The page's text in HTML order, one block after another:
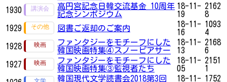
1930
高円宮記念日韓交流基金 10周年
記念シンポジウム
18-11-
19
2162
8
1929
図書ご返却のご案内
18-11-
16
1093
4
1928
ファンタジーをモチーフにした
韓国映画特集④スノーピアサー
18-11-
13
2168
6
1927
ファンタジーをモチーフにした
韓国映画特集③監視者たち
18-11-
05
2151
1
韓国現代文学読書会2018第3回
18-11- 1752